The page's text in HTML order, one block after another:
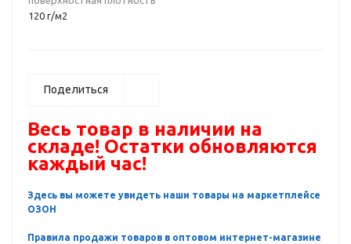
120 г/м2
Поделиться
Весь товар в наличии на
складе! Остатки обновляются
каждый час!
Здесь вы можете увидеть наши товары на маркетплейсе
ОЗОН
Правила продажи товаров в оптовом интернет-магазине